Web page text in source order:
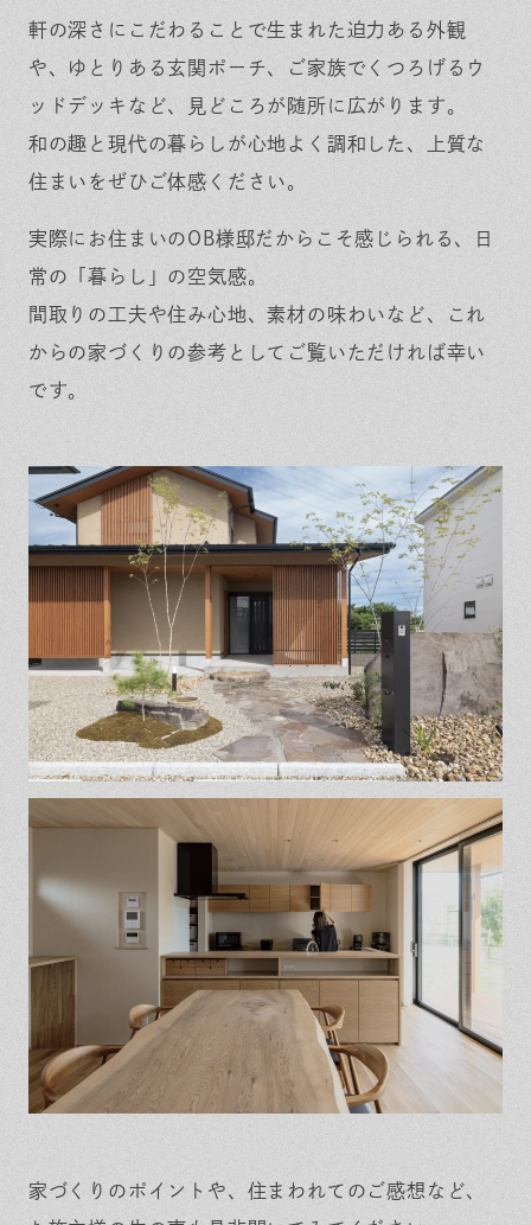
軒の深さにこだわることで生まれた迫力ある外観
や、ゆとりある玄関ポーチ、ご家族でくつろげるウ
ッドデッキなど、見どころが随所に広がります。
和の趣と現代の暮らしが心地よく調和した、上質な
住まいをぜひご体感ください。
実際にお住まいのOB様邸だからこそ感じられる、日
常の「暮らし」の空気感。
間取りの工夫や住み心地、素材の味わいなど、これ
からの家づくりの参考としてご覧いただければ幸い
です。
家づくりのポイントや、住まわれてのご感想など、